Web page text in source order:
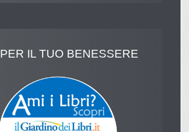
PER IL TUO BENESSERE